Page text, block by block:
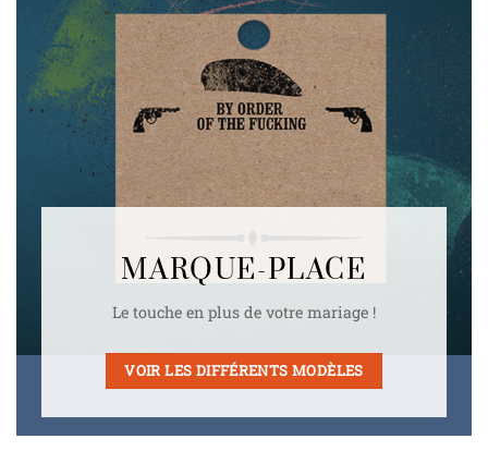
MARQUE-PLACE
Le touche en plus de votre mariage !
VOIR LES DIFFÉRENTS MODÈLES